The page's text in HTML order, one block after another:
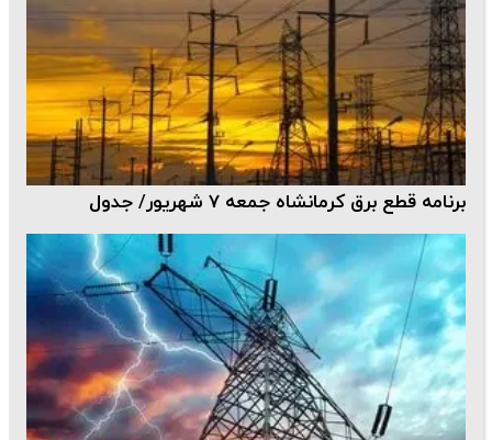
برنامه قطع برق کرمانشاه جمعه 7 شهریور/ جدول